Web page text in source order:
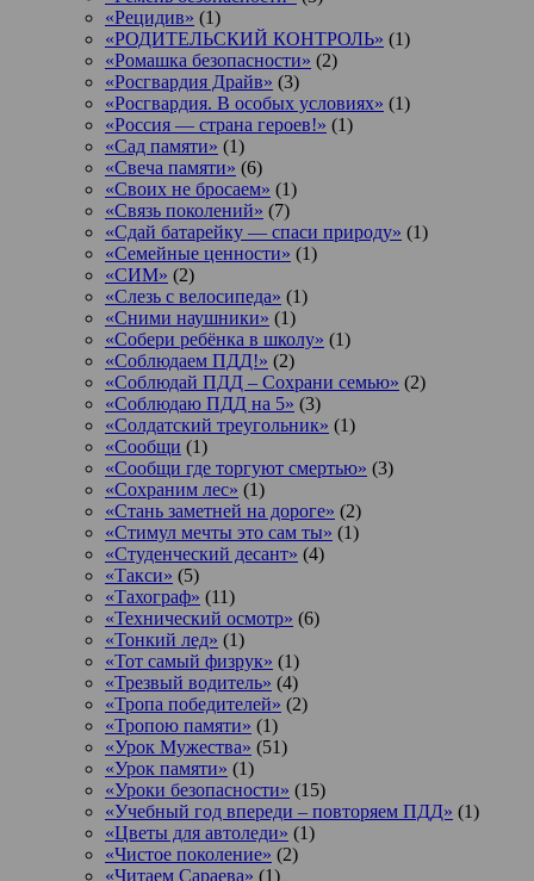
«Рецидив» (1)
«РОДИТЕЛЬСКИЙ КОНТРОЛЬ» (1)
«Ромашка безопасности» (2)
«Росгвардия Драйв» (3)
«Росгвардия. В особых условиях» (1)
«Россия — страна героев!» (1)
«Сад памяти» (1)
«Свеча памяти» (6)
«Своих не бросаем» (1)
«Связь поколений» (7)
«Сдай батарейку — спаси природу» (1)
«Семейные ценности» (1)
«СИМ» (2)
«Слезь с велосипеда» (1)
«Сними наушники» (1)
«Собери ребёнка в школу» (1)
«Соблюдаем ПДД!» (2)
«Соблюдай ПДД – Сохрани семью» (2)
«Соблюдаю ПДД на 5» (3)
«Солдатский треугольник» (1)
«Сообщи (1)
«Сообщи где торгуют смертью» (3)
«Сохраним лес» (1)
«Стань заметней на дороге» (2)
«Стимул мечты это сам ты» (1)
«Студенческий десант» (4)
«Такси» (5)
«Тахограф» (11)
«Технический осмотр» (6)
«Тонкий лед» (1)
«Тот самый физрук» (1)
«Трезвый водитель» (4)
«Тропа победителей» (2)
«Тропою памяти» (1)
«Урок Мужества» (51)
«Урок памяти» (1)
«Уроки безопасности» (15)
«Учебный год впереди – повторяем ПДД» (1)
«Цветы для автоледи» (1)
«Чистое поколение» (2)
«Читаем Сараева» (1)